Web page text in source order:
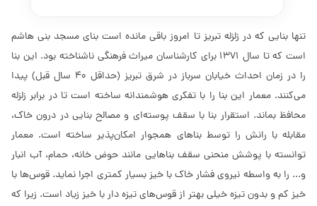
تنها بنایی که در زلزله تبریز تا امروز باقی مانده است بنای مسجد بنی هاشم
است که تا سال 1371 برای کارشناسان میراث فرهنگی ناشناخته بود. این بنا
را در زمان احداث خیابان سرباز در شرق تبریز (حداقل 40 سال قبل) پیدا
می‌کنند. معمار این بنا را با تفکری هوشمندانه ساخته است تا در برابر زلزله
محافظ بماند. استقرار بنا با سقف پوسته‌ای و مصالح بنایی در درون خاک،
مقابله با رانش را توسط بناهای همجوار امکان‌پذیر ساخته است. معمار
توانسته با پوشش منحنی سقف بناهایی مانند حوض خانه، حمام، آب انبار
و... را به واسطه نیروی فشار خاک با خیز بسیار کمتری اجرا نماید. قوس‌ها با
خیز کم و بدون تیزه خیلی بهتر از قوس‌های تیزه دار با خیز زیاد است. زیرا که